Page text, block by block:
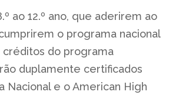
ao 12.º ano, que aderirem ao
o programa nacional
créditos do programa
duplamente certificados
Nacional e o American High